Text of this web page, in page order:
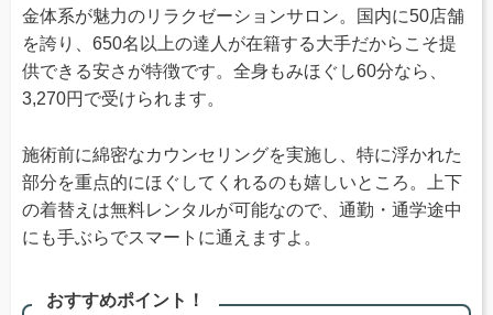
金体系が魅力のリラクゼーションサロン。国内に50店舗
を誇り、650名以上の達人が在籍する大手だからこそ提
供できる安さが特徴です。全身もみほぐし60分なら、
3,270円で受けられます。
施術前に綿密なカウンセリングを実施し、特に浮かれた
部分を重点的にほぐしてくれるのも嬉しいところ。上下
の着替えは無料レンタルが可能なので、通勤・通学途中
にも手ぶらでスマートに通えますよ。
おすすめポイント！